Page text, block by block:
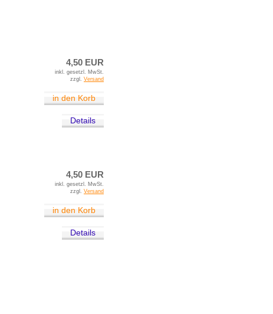
4,50 EUR
inkl. gesetzl. MwSt.
zzgl. Versand
in den Korb
Details
4,50 EUR
inkl. gesetzl. MwSt.
zzgl. Versand
in den Korb
Details